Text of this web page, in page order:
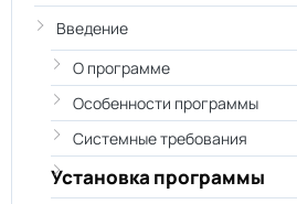
Введение
О программе
Особенности программы
Системные требования
Установка программы